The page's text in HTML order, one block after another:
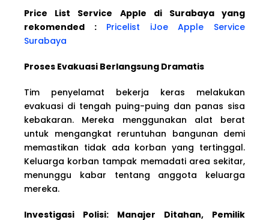
Price List Service Apple di Surabaya yang
rekomended :
Pricelist iJoe Apple Service
Surabaya
Proses Evakuasi Berlangsung Dramatis
Tim penyelamat bekerja keras melakukan
evakuasi di tengah puing-puing dan panas sisa
kebakaran. Mereka menggunakan alat berat
untuk mengangkat reruntuhan bangunan demi
memastikan tidak ada korban yang tertinggal.
Keluarga korban tampak memadati area sekitar,
menunggu kabar tentang anggota keluarga
mereka.
Investigasi Polisi: Manajer Ditahan, Pemilik